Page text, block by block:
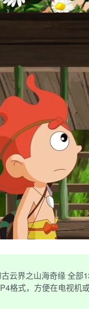
云界之山海奇缘 全部
格式，方便在电视机